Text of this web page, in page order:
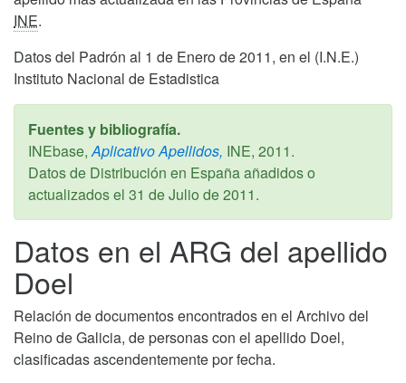
INE.
Datos del Padrón al 1 de Enero de 2011, en el (I.N.E.)
Instituto Nacional de Estadistica
Fuentes y bibliografía.
INEbase, Aplicativo Apellidos, INE, 2011.
Datos de Distribución en España añadidos o
actualizados el 31 de Julio de 2011.
Datos en el ARG del apellido
Doel
Relación de documentos encontrados en el Archivo del
Reino de Galicia, de personas con el apellido Doel,
clasificadas ascendentemente por fecha.